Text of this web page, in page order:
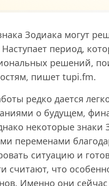
Зодиака могут
Наступает период,
решений,
пишет tupi.fm.
редко дается
о будущем,
некоторые знаки
переменами
ситуацию и
считают, что
Именно они сейчас